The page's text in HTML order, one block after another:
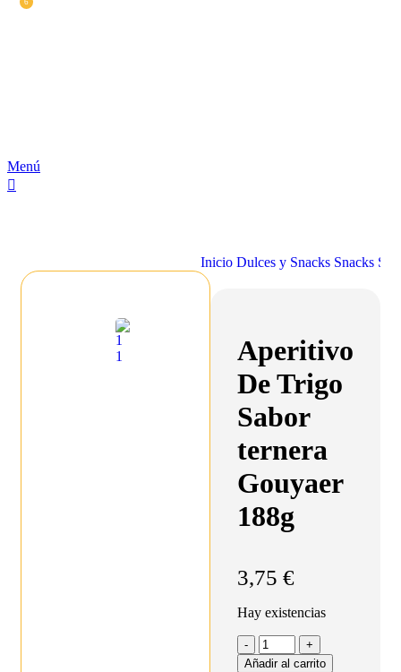
Menú
6
Inicio Dulces y Snacks Snacks
Aperitivo
De Trigo
Sabor
ternera
Gouyaer
188g
3,75€
Hay existencias
Añadir al carrito